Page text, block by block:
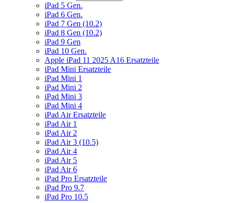
iPad 5 Gen.
iPad 6 Gen.
iPad 7 Gen (10.2)
iPad 8 Gen (10.2)
iPad 9 Gen
iPad 10 Gen.
Apple iPad 11 2025 A16 Ersatzteile
iPad Mini Ersatzteile
iPad Mini 1
iPad Mini 2
iPad Mini 3
iPad Mini 4
iPad Air Ersatzteile
iPad Air 1
iPad Air 2
iPad Air 3 (10.5)
iPad Air 4
iPad Air 5
iPad Air 6
iPad Pro Ersatzteile
iPad Pro 9.7
iPad Pro 10.5